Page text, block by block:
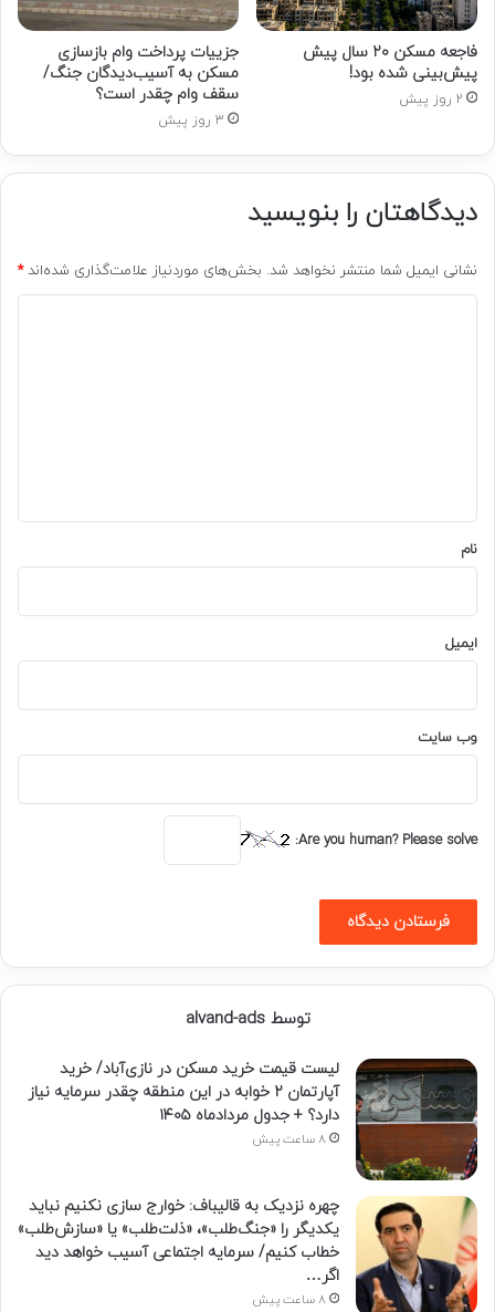
فاجعه مسکن ۲۰ سال پیش
پیش‌بینی شده بود!
2 روز پیش
جزییات پرداخت وام بازسازی
مسکن به آسیب‌دیدگان جنگ/
سقف وام چقدر است؟
3 روز پیش
دیدگاهتان را بنویسید
نشانی ایمیل شما منتشر نخواهد شد. بخش‌های موردنیاز علامت‌گذاری شده‌اند*
نام
ایمیل
وب‌ سایت
Are you human? Please solve:
توسط alvand-ads
لیست قیمت خرید مسکن در نازی‌آباد/ خرید
آپارتمان ۲ خوابه در این منطقه چقدر سرمایه نیاز
دارد؟ + جدول مردادماه ۱۴۰۵
8 ساعت پیش
چهره نزدیک به قالیباف: خوارج سازی نکنیم نباید
یکدیگر را «جنگ‌طلب»، «ذلت‌طلب» یا «سازش‌طلب»
خطاب کنیم/ سرمایه اجتماعی آسیب خواهد دید
اگر…
8 ساعت پیش